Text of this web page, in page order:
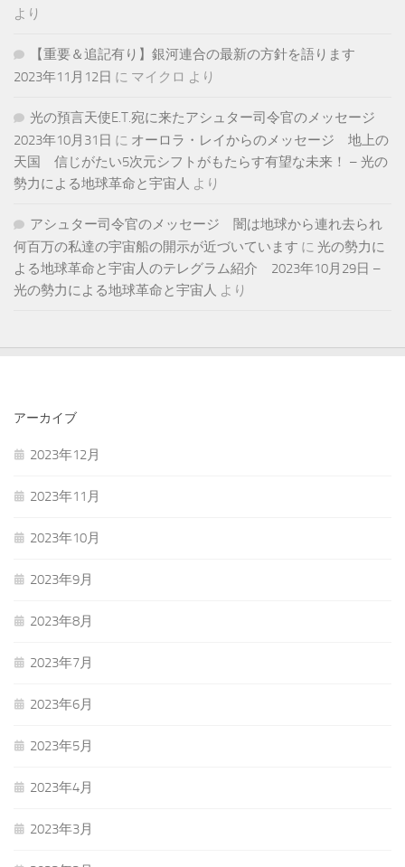
より
【重要＆追記有り】銀河連合の最新の方針を語ります
2023年11月12日 に マイクロ より
光の預言天使E.T.宛に来たアシュター司令官のメッセージ
2023年10月31日 に オーロラ・レイからのメッセージ 地上の
天国 信じがたい5次元シフトがもたらす有望な未来！ – 光の
勢力による地球革命と宇宙人 より
アシュター司令官のメッセージ 闇は地球から連れ去られ
何百万の私達の宇宙船の開示が近づいています に 光の勢力に
よる地球革命と宇宙人のテレグラム紹介 2023年10月29日 –
光の勢力による地球革命と宇宙人 より
アーカイブ
2023年12月
2023年11月
2023年10月
2023年9月
2023年8月
2023年7月
2023年6月
2023年5月
2023年4月
2023年3月